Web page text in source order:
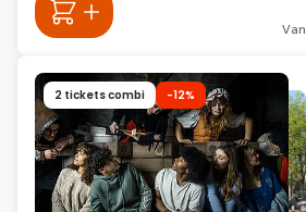
Van
2 tickets combi -12%